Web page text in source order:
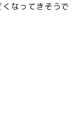
なってきそうで